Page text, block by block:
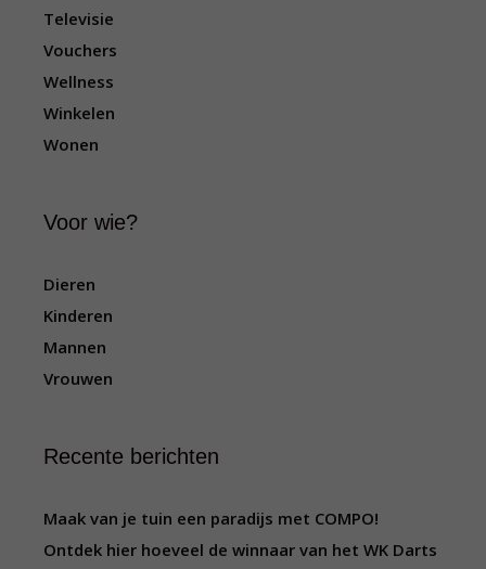
Televisie
Vouchers
Wellness
Winkelen
Wonen
Voor wie?
Dieren
Kinderen
Mannen
Vrouwen
Recente berichten
Maak van je tuin een paradijs met COMPO!
Ontdek hier hoeveel de winnaar van het WK Darts